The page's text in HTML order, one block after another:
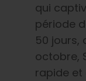
qui
période
50 jours,
octobre,
rapide et